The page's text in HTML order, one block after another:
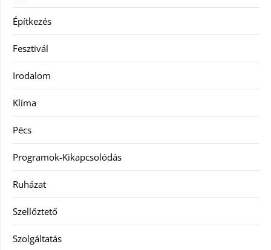
Építkezés
Fesztivál
Irodalom
Klíma
Pécs
Programok-Kikapcsolódás
Ruházat
Szellőztető
Szolgáltatás